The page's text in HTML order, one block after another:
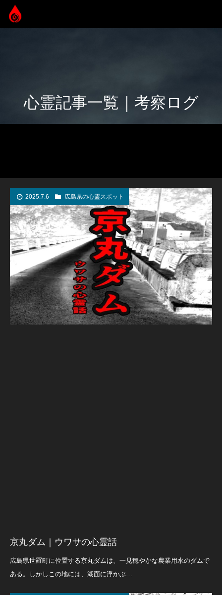
心霊記事一覧｜考察ログ
2025.7.6 広島県の心霊スポット
京丸ダム｜ウワサの心霊話
広島県世羅町に位置する京丸ダムは、一見穏やかな農業用水のダムで
ある。しかしこの地には、湖面に浮かぶ…